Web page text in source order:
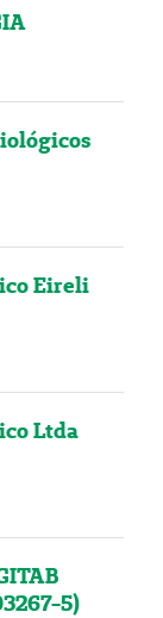
Eireli
Ltda
5)